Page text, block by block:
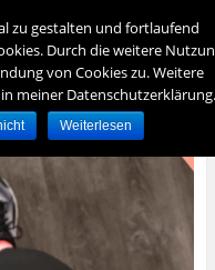
zu gestalten und fortlaufend
Durch die weitere
von Cookies zu. Weitere
meiner Datenschutzerklärung.
Weiterlesen